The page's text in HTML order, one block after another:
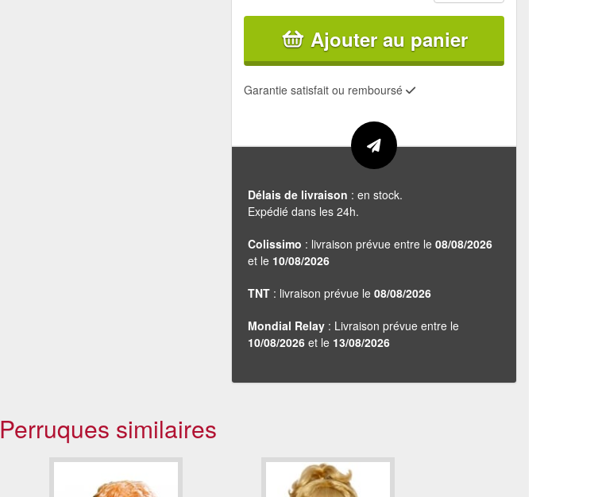
Ajouter au panier
Garantie satisfait ou remboursé
Délais de livraison : en stock.
Expédié dans les 24h.
Colissimo : livraison prévue entre le 08/08/2026
et le 10/08/2026
TNT : livraison prévue le 08/08/2026
Mondial Relay : Livraison prévue entre le
10/08/2026 et le 13/08/2026
Perruques similaires